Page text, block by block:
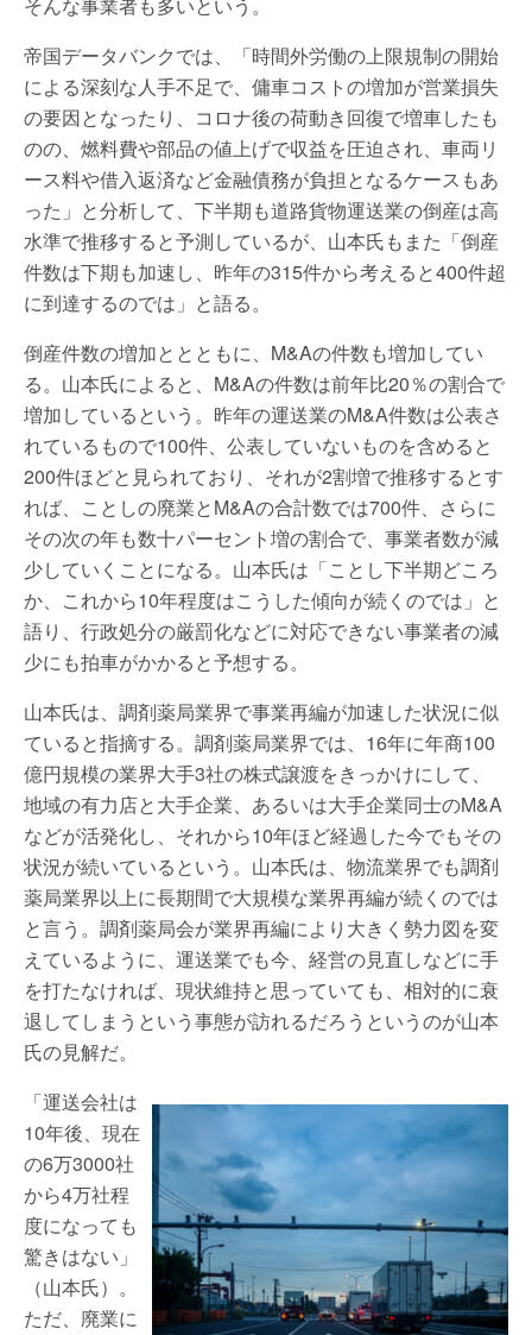
帝国データバンクでは、「時間外労働の上限規制の開始
による深刻な人手不足で、傭車コストの増加が営業損失
の要因となったり、コロナ後の荷動き回復で増車したも
のの、燃料費や部品の値上げで収益を圧迫され、車両リ
ース料や借入返済など金融債務が負担となるケースもあ
った」と分析して、下半期も道路貨物運送業の倒産は高
水準で推移すると予測しているが、山本氏もまた「倒産
件数は下期も加速し、昨年の315件から考えると400件超
に到達するのでは」と語る。
倒産件数の増加ととともに、M&Aの件数も増加してい
る。山本氏によると、M&Aの件数は前年比20％の割合で
増加しているという。昨年の運送業のM&A件数は公表さ
れているもので100件、公表していないものを含めると
200件ほどと見られており、それが2割増で推移するとす
れば、ことしの廃業とM&Aの合計数では700件、さらに
その次の年も数十パーセント増の割合で、事業者数が減
少していくことになる。山本氏は「ことし下半期どころ
か、これから10年程度はこうした傾向が続くのでは」と
語り、行政処分の厳罰化などに対応できない事業者の減
少にも拍車がかかると予想する。
山本氏は、調剤薬局業界で事業再編が加速した状況に似
ていると指摘する。調剤薬局業界では、16年に年商100
億円規模の業界大手3社の株式譲渡をきっかけにして、
地域の有力店と大手企業、あるいは大手企業同士のM&A
などが活発化し、それから10年ほど経過した今でもその
状況が続いているという。山本氏は、物流業界でも調剤
薬局業界以上に長期間で大規模な業界再編が続くのでは
と言う。調剤薬局会が業界再編により大きく勢力図を変
えているように、運送業でも今、経営の見直しなどに手
を打たなければ、現状維持と思っていても、相対的に衰
退してしまうという事態が訪れるだろうというのが山本
氏の見解だ。
「運送会社は
10年後、現在
の6万3000社
から4万社程
度になっても
驚きはない」
（山本氏）。
ただ、廃業に